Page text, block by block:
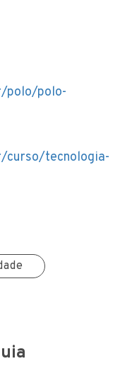
polo/polo-
curso/tecnologia-